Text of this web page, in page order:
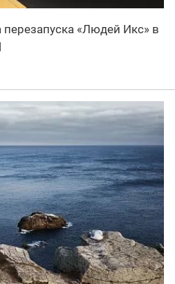
«Людей Икс» в